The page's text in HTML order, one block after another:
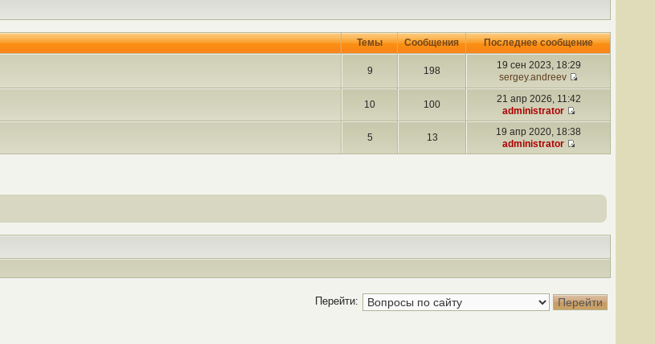
Темы Сообщения Последнее сообщение
9 198
19 сен 2023, 18:29
sergey.andreev
10 100
21 апр 2026, 11:42
administrator
5 13
19 апр 2020, 18:38
administrator
Перейти: